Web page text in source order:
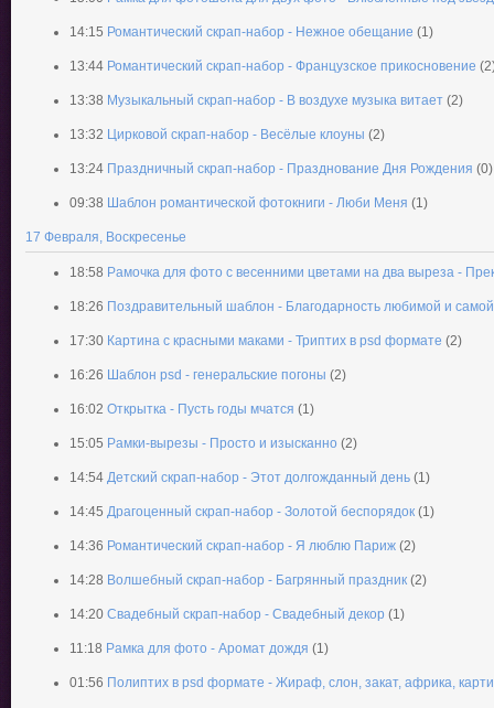
14:15 Романтический скрап-набор - Нежное обещание (1)
13:44 Романтический скрап-набор - Французское прикосновение
13:38 Музыкальный скрап-набор - В воздухе музыка витает (2)
13:32 Цирковой скрап-набор - Весёлые клоуны (2)
13:24 Праздничный скрап-набор - Празднование Дня Рождения (0)
09:38 Шаблон романтической фотокниги - Люби Меня (1)
17 Февраля, Воскресенье
18:58 Рамочка для фото с весенними цветами на два выреза -
18:26 Поздравительный шаблон - Благодарность любимой и
17:30 Картина с красными маками - Триптих в psd формате (2)
16:26 Шаблон psd - генеральские погоны (2)
16:02 Открытка - Пусть годы мчатся (1)
15:05 Рамки-вырезы - Просто и изысканно (2)
14:54 Детский скрап-набор - Этот долгожданный день (1)
14:45 Драгоценный скрап-набор - Золотой беспорядок (1)
14:36 Романтический скрап-набор - Я люблю Париж (2)
14:28 Волшебный скрап-набор - Багрянный праздник (2)
14:20 Свадебный скрап-набор - Свадебный декор (1)
11:18 Рамка для фото - Аромат дождя (1)
01:56 Полиптих в psd формате - Жираф, слон, закат, африка,